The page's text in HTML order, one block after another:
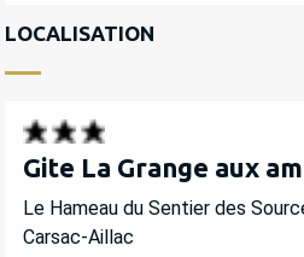
LOCALISATION
Gite La Grange aux
Le Hameau du Sentier des
Carsac-Aillac